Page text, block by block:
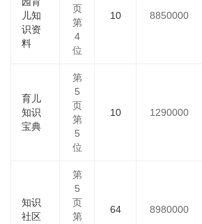
儿知
识资
料
页
第
4
位
10 8850000
育儿
知识
宝典
第
5
页
第
5
位
10 1290000
知识
社区
第
5
页
第
64 8980000